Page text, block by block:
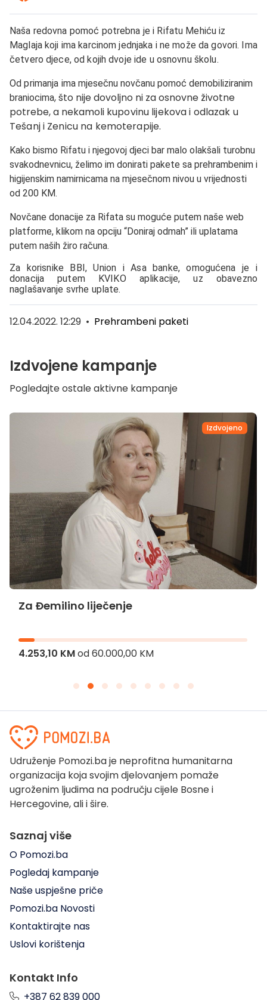
Naša redovna pomoć potrebna je i Rifatu Mehiću iz
Maglaja koji ima karcinom jednjaka i ne može da govori. Ima
četvero djece, od kojih dvoje ide u osnovnu školu.
Od primanja imamjesečnu novčanu pomoć demobiliziranim
braniocima, što nije dovoljno ni za osnovne životne
potrebe, a nekamoli kupovinu lijekova i odlazak u
Tešanj i Zenicu na kemoterapije.
Kako bismo Rifatu i njegovoj djeci bar malo olakšali turobnu
svakodnevnicu, želimo im donirati pakete sa prehrambenim i
higijenskim namirnicama na mjesečnom nivou u vrijednosti
od 200 KM.
Novčane donacije za Rifata su moguće putem naše web
platforme, klikom na opciju “Doniraj odmah” ili uplatama
putem naših žiro računa.
Za korisnike BBI, Union i Asa banke, omogućena je i
donacija putem KVIKO aplikacije, uz obavezno
naglašavanje svrhe uplate.
12.04.2022. 12:29 • Prehrambeni paketi
Izdvojene kampanje
Pogledajte ostale aktivne kampanje
Izdvojeno
Za Đemilino liječenje
4.253,10 KMod60.000,00 KM
Udruženje Pomozi.ba je neprofitna humanitarna
organizacija koja svojim djelovanjem pomaže
ugroženim ljudima na području cijele Bosne i
Hercegovine, ali i šire.
Saznaj više
O Pomozi.ba
Pogledaj kampanje
Naše uspješne priče
Pomozi.ba Novosti
Kontaktirajte nas
Uslovi korištenja
Kontakt Info
+387 62 839 000